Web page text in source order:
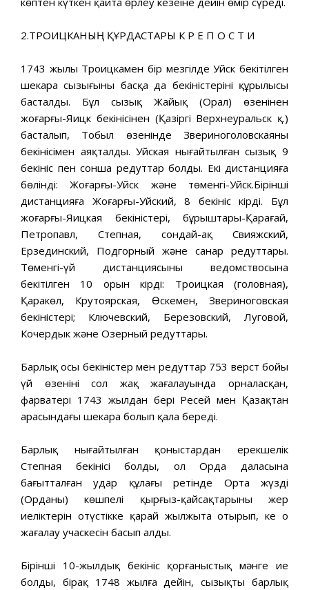
2.ТРОИЦКАНЫҢ ҚҰРДАСТАРЫ К Р Е П О С Т И
1743 жылы Троицкамен бір мезгілде Уйск бекітілген
шекара сызығының басқа да бекіністерінің құрылысы
басталды. Бұл сызық Жайық (Орал) өзенінен
жоғарғы-Яицк бекінісінен (Қазіргі Верхнеуральск қ.)
басталып, Тобыл өзенінде Звериноголовскаяның
бекінісімен аяқталды. Уйская нығайтылған сызық 9
бекініс пен сонша редуттар болды. Екі дистанцияға
бөлінді: Жоғарғы-Уйск және төменгі-Уйск.Бірінші
дистанцияға Жоғарғы-Уйский, 8 бекініс кірді. Бұл
жоғарғы-Яицкая бекіністері, бұрыштары-Қарағай,
Петропавл, Степная, сондай-ақ Свияжский,
Ерзединский, Подгорный және санар редуттары.
Төменгі-үй дистанциясының ведомствосына
бекітілген 10 орын кірді: Троицкая (головная),
Қаракөл, Крутоярская, Өскемен, Звериноговская
бекіністері; Ключевский, Березовский, Луговой,
Кочердык және Озерный редуттары.
Барлық осы бекіністер мен редуттар 753 верст бойы
үй өзенінің сол жақ жағалауында орналасқан,
фарватері 1743 жылдан бері Ресей мен Қазақтан
арасындағы шекара болып қала береді.
Барлық нығайтылған қоныстардан ерекшелік
Степная бекінісі болды, ол Орда даласына
бағытталған удар құлағы ретінде Орта жүздің
(Орданың) көшпелі қырғыз-қайсақтарының жер
иеліктерін оңтүстікке қарай жылжыта отырып, кең оң
жағалау учаскесін басып алды.
Бірінші 10-жылдық бекініс қорғаныстық мәнге ие
болды, бірақ 1748 жылға дейін, сызықтың барлық